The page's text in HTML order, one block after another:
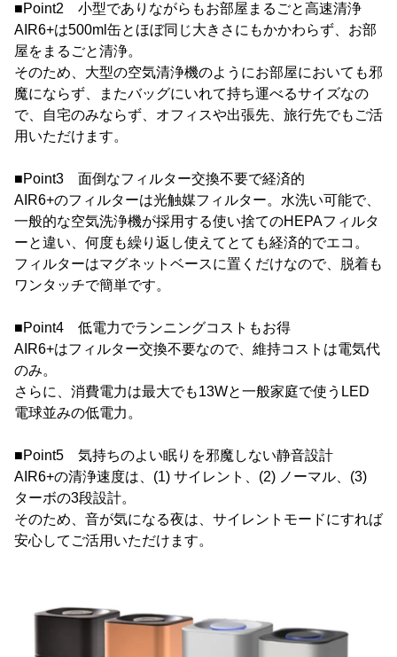
■Point2 小型でありながらもお部屋まるごと高速清浄
AIR6+は500ml缶とほぼ同じ大きさにもかかわらず、お部
屋をまるごと清浄。
そのため、大型の空気清浄機のようにお部屋においても邪
魔にならず、またバッグにいれて持ち運べるサイズなの
で、自宅のみならず、オフィスや出張先、旅行先でもご活
用いただけます。
■Point3 面倒なフィルター交換不要で経済的
AIR6+のフィルターは光触媒フィルター。水洗い可能で、
一般的な空気洗浄機が採用する使い捨てのHEPAフィルタ
ーと違い、何度も繰り返し使えてとても経済的でエコ。
フィルターはマグネットベースに置くだけなので、脱着も
ワンタッチで簡単です。
■Point4 低電力でランニングコストもお得
AIR6+はフィルター交換不要なので、維持コストは電気代
のみ。
さらに、消費電力は最大でも13Wと一般家庭で使うLED
電球並みの低電力。
■Point5 気持ちのよい眠りを邪魔しない静音設計
AIR6+の清浄速度は、(1) サイレント、(2) ノーマル、(3)
ターボの3段設計。
そのため、音が気になる夜は、サイレントモードにすれば
安心してご活用いただけます。